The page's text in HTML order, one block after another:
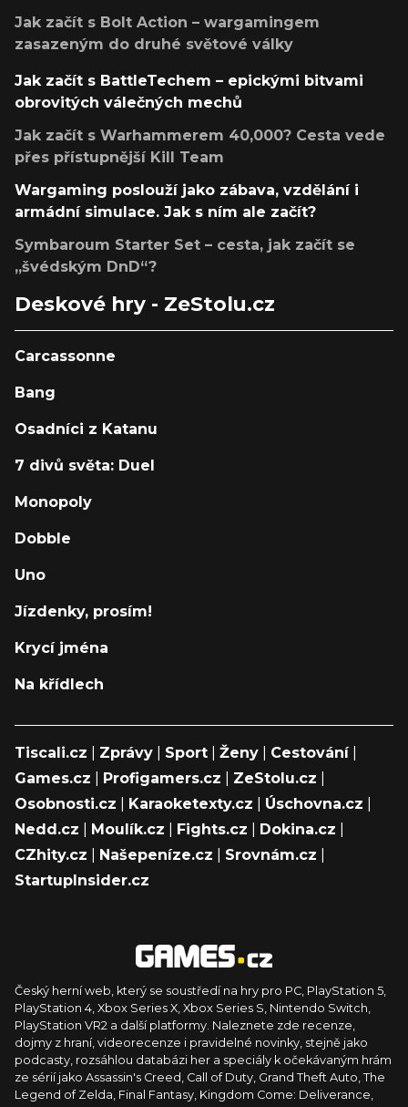
Jak začít s Bolt Action – wargamingem
zasazeným do druhé světové války
Jak začít s BattleTechem – epickými bitvami
obrovitých válečných mechů
Jak začít s Warhammerem 40,000? Cesta vede
přes přístupnější Kill Team
Wargaming poslouží jako zábava, vzdělání i
armádní simulace. Jak s ním ale začít?
Symbaroum Starter Set – cesta, jak začít se
„švédským DnD“?
Deskové hry - ZeStolu.cz
Carcassonne
Bang
Osadníci z Katanu
7 divů světa: Duel
Monopoly
Dobble
Uno
Jízdenky, prosím!
Krycí jména
Na křídlech
Tiscali.cz Zprávy Sport Ženy Cestování|
Games.cz
Profigamers.cz ZeStolu.cz
Osobnosti.cz
Karaoketexty.cz Úschovna.cz
Nedd.cz
Moulík.cz Fights.cz Dokina.cz
CZhity.cz
Našepeníze.cz Srovnám.cz
StartupInsider.cz
Český herní web, který se soustředí na hry pro PC, PlayStation 5,
PlayStation 4, Xbox Series X, Xbox Series S, Nintendo Switch,
PlayStation VR2 a další platformy. Naleznete zde recenze,
dojmy z hraní, videorecenze i pravidelné novinky, stejně jako
podcasty, rozsáhlou databázi her a speciály k očekávaným hrám
ze sérií jako Assassin's Creed, Call of Duty, Grand Theft Auto, The
Legend of Zelda, Final Fantasy, Kingdom Come: Deliverance,